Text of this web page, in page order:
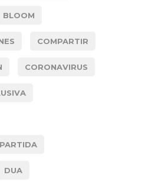
BLOOM
COMPARTIR
CORONAVIRUS
DUA